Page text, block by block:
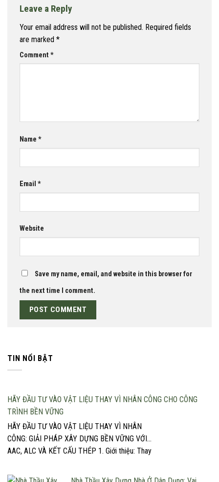
Leave a Reply
Your email address will not be published. Required fields
are marked *
Comment *
Name *
Email *
Website
Save my name, email, and website in this browser for
the next time I comment.
TIN NỔI BẬT
HÃY ĐẦU TƯ VÀO VẬT LIỆU THAY VÌ NHÂN CÔNG CHO CÔNG
TRÌNH BỀN VỮNG
HÃY ĐẦU TƯ VÀO VẬT LIỆU THAY VÌ NHÂN
CÔNG: GIẢI PHÁP XÂY DỰNG BỀN VỮNG VỚI
AAC, ALC VÀ KẾT CẤU THÉP 1. Giới thiệu: Thay
ngành xây dựng ngày càng đối mặt với áp lực về